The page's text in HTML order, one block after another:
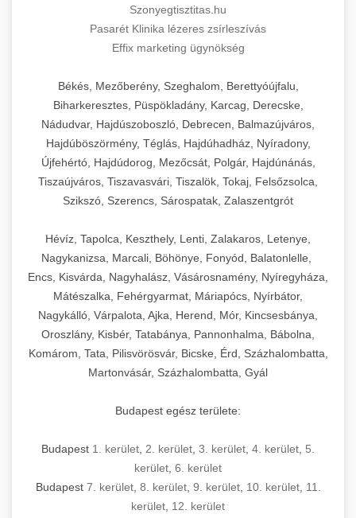
Szonyegtisztitas.hu
Pasarét Klinika lézeres zsírleszívás
Effix marketing ügynökség
Békés, Mezőberény, Szeghalom, Berettyóújfalu,
Biharkeresztes, Püspökladány, Karcag, Derecske,
Nádudvar, Hajdúszoboszló, Debrecen, Balmazújváros,
Hajdúböszörmény, Téglás, Hajdúhadház, Nyíradony,
Újfehértó, Hajdúdorog, Mezőcsát, Polgár, Hajdúnánás,
Tiszaújváros, Tiszavasvári, Tiszalök, Tokaj, Felsőzsolca,
Szikszó, Szerencs, Sárospatak, Zalaszentgrót
Hévíz, Tapolca, Keszthely, Lenti, Zalakaros, Letenye,
Nagykanizsa, Marcali, Böhönye, Fonyód, Balatonlelle,
Encs, Kisvárda, Nagyhalász, Vásárosnamény, Nyíregyháza,
Mátészalka, Fehérgyarmat, Máriapócs, Nyírbátor,
Nagykálló, Várpalota, Ajka, Herend, Mór, Kincsesbánya,
Oroszlány, Kisbér, Tatabánya, Pannonhalma, Bábolna,
Komárom, Tata, Pilisvörösvár, Bicske, Érd, Százhalombatta,
Martonvásár, Százhalombatta, Gyál
Budapest egész területe:
Budapest 1. kerület 2. kerület 3. kerület 4. kerület 5.
kerület 6. kerület
Budapest 7. kerület, 8. kerület, 9. kerület, 10. kerület, 11.
kerület 12. kerület